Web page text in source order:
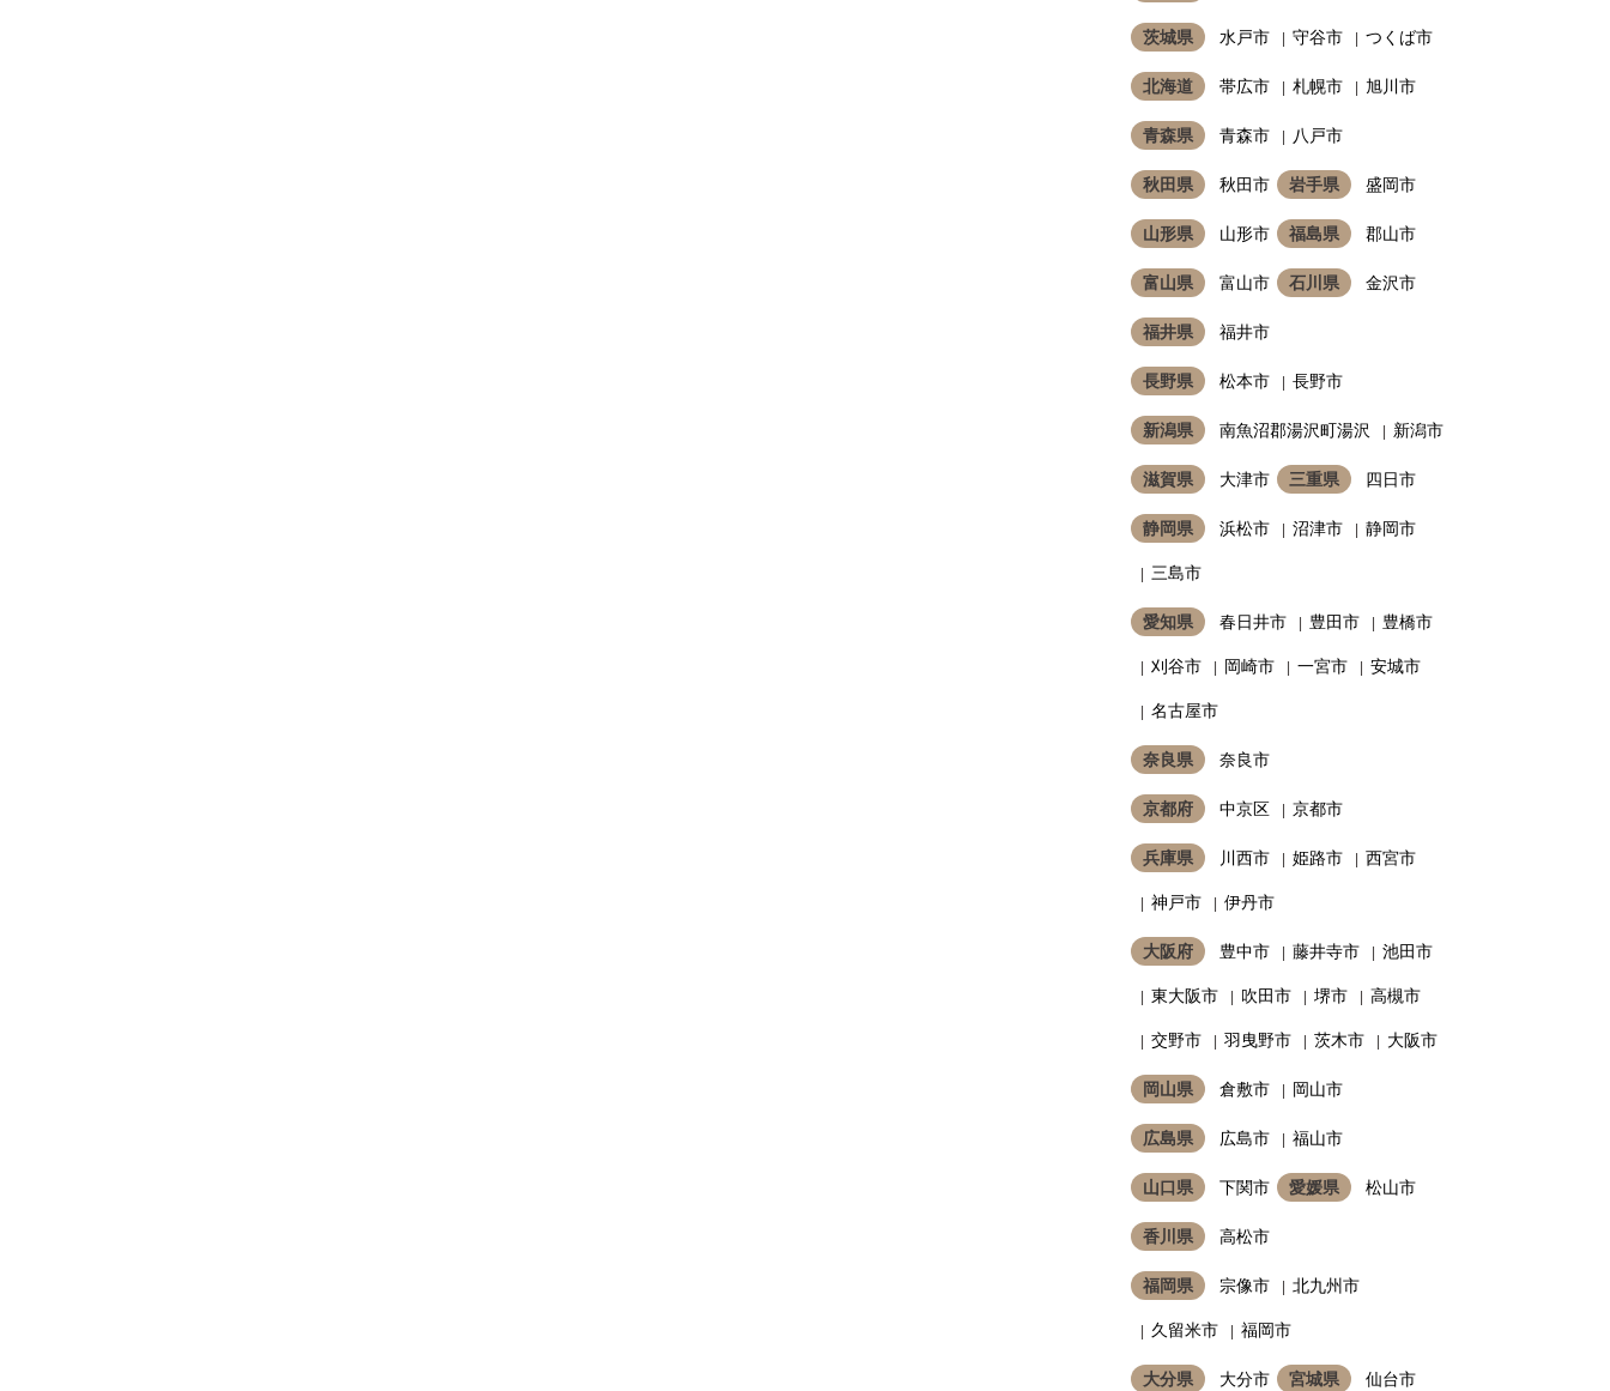
茨城県 水戸市 守谷市 つくば市
北海道 帯広市 札幌市 旭川市
青森県 青森市 八戸市
秋田県 秋田市 岩手県 盛岡市
山形県 山形市 福島県 郡山市
富山県 富山市 石川県 金沢市
福井県 福井市
長野県 松本市 長野市
新潟県 南魚沼郡湯沢町湯沢 新潟市
滋賀県 大津市 三重県 四日市
静岡県 浜松市 沼津市 静岡市
三島市
愛知県 春日井市 豊田市 豊橋市
刈谷市 岡崎市 一宮市 安城市
名古屋市
奈良県 奈良市
京都府 中京区 京都市
兵庫県 川西市 姫路市 西宮市
神戸市 伊丹市
大阪府 豊中市 藤井寺市 池田市
東大阪市 吹田市 堺市 高槻市
交野市 羽曳野市 茨木市 大阪市
岡山県 倉敷市 岡山市
広島県 広島市 福山市
山口県 下関市 愛媛県 松山市
香川県 高松市
福岡県 宗像市 北九州市
久留米市 福岡市
大分県 大分市 宮城県 仙台市